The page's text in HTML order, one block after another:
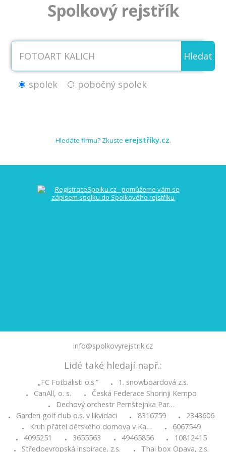
Spolkový rejstřík
Hledat
spolek pobočný spolek
Hledáte firmu? Zkuste erejstříky.cz.
info@spolkovyrejstrik.cz
Lidé také hledají např.:
„FC Fotbalisti o.s.” •
1. snowboardová z.s.
•
CanAll, o. s. •
Česká Federace Shorinji Kempo
•
Dechový orchestr Pernštejnka Par…
•
Garden golf club o.s. v likvidaci • 8316759 •
2343606
•
Kruh přátel dětského domova v Ka… •
6067549
•
4095251 • 3655563 • 49465856 •
10812415
Středoevropská inspirace, z.s. Thai box Opava, z.s.